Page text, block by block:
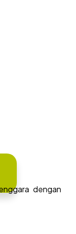
dengan